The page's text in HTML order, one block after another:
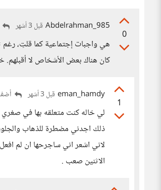
0
Abdelrahman_985 قبل 3 أشهر
هي واجبات إجتماعية كما قلتِ،
كان هناك بعض الأشخاص لا أقبلهم.
1
eman_hamdy قبل 3 أشهر
لي خاله كنت متعلقه بها في
ذلك اجدني مضطرة للذهاب
لاني اشعر اني ساجرحها ان لم
الاثنين صعب .